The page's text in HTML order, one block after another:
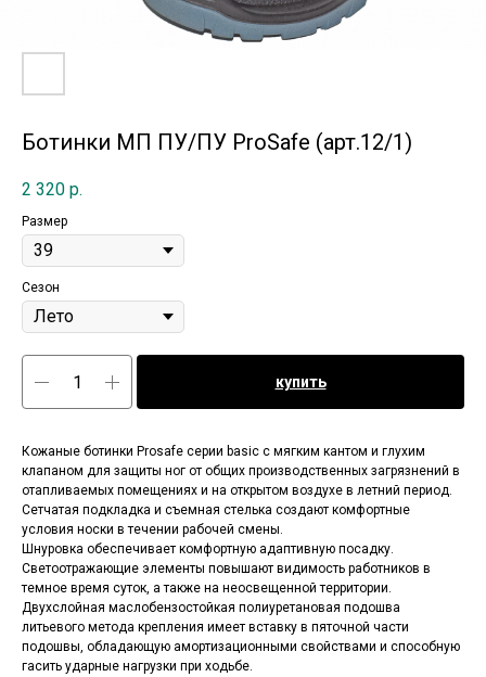
Ботинки МП ПУ/ПУ ProSafe (арт.12/1)
2 320 р.
Размер
Сезон
купить
Кожаные ботинки Prosafe серии basic c мягким кантом и глухим
клапаном для защиты ног от общих производственных загрязнений в
отапливаемых помещениях и на открытом воздухе в летний период.
Сетчатая подкладка и съемная стелька создают комфортные
условия носки в течении рабочей смены.
Шнуровка обеспечивает комфортную адаптивную посадку.
Светоотражающие элементы повышают видимость работников в
темное время суток, а также на неосвещенной территории.
Двухслойная маслобензостойкая полиуретановая подошва
литьевого метода крепления имеет вставку в пяточной части
подошвы, обладающую амортизационными свойствами и способную
гасить ударные нагрузки при ходьбе.